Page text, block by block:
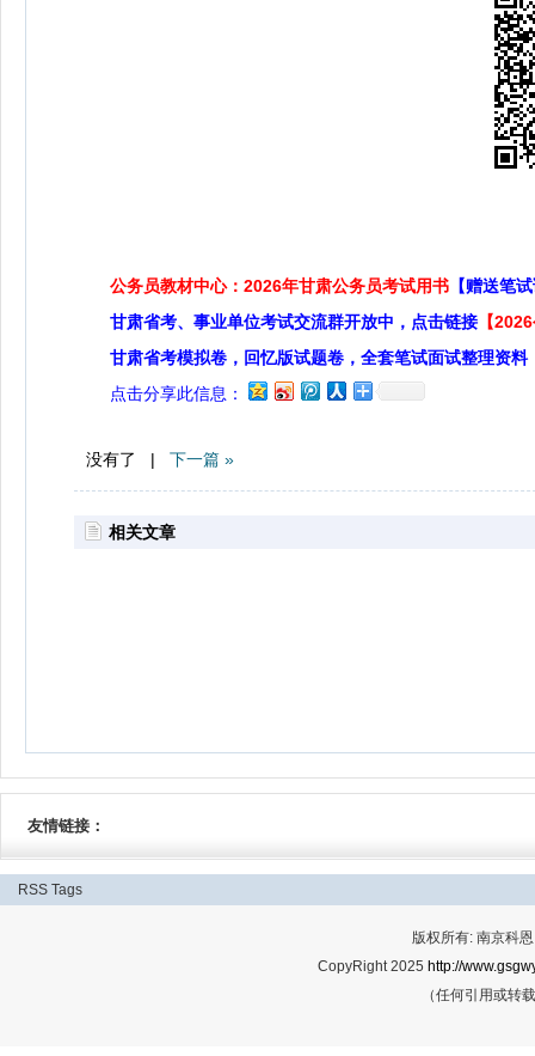
公务员教材中心：2026年甘肃公务员考试用书 【赠送笔
甘肃省考、事业单位考试交流群开放中，点击链接 【
甘肃省考模拟卷，回忆版试题卷，全套笔试面试整理资料
点击分享此信息：
没有了 | 下一篇 »
相关文章
友情链接：
RSS Tags
版权所有: 南京科
CopyRight 2025 http://
（任何引用或转